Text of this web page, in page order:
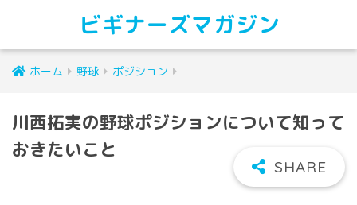
ビギナーズマガジン
ホーム 野球 ポジション
川西拓実の野球ポジションについて知って
おきたいこと